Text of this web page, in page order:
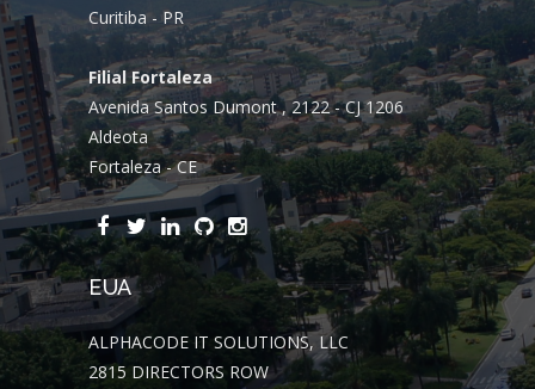
Curitiba - PR
Filial Fortaleza
Avenida Santos Dumont , 2122 - CJ 1206
Aldeota
Fortaleza - CE
EUA
ALPHACODE IT SOLUTIONS, LLC
2815 DIRECTORS ROW